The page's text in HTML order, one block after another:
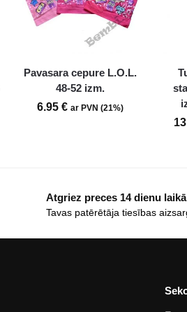
Pavasara cepure L.O.L.
48-52 izm.
6.95€ ar PVN (21%)
Atgriez preces 14 dienu laikā
Tavas patērētāja tiesības